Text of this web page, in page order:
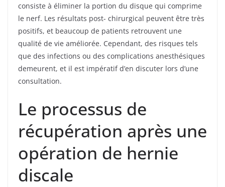
consiste à éliminer la portion du disque qui comprime
le nerf. Les résultats post- chirurgical peuvent être très
positifs, et beaucoup de patients retrouvent une
qualité de vie améliorée. Cependant, des risques tels
que des infections ou des complications anesthésiques
demeurent, et il est impératif d’en discuter lors d’une
consultation.
Le processus de
récupération après une
opération de hernie
discale